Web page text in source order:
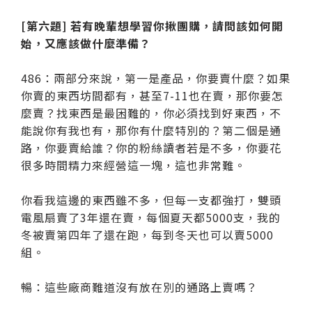
[第六題] 若有晚輩想學習你揪團購，請問該如何開
始，又應該做什麼準備？
486：兩部分來說，第一是產品，你要賣什麼？如果
你賣的東西坊間都有，甚至7-11也在賣，那你要怎
麼賣？找東西是最困難的，你必須找到好東西，不
能說你有我也有，那你有什麼特別的？第二個是通
路，你要賣給誰？你的粉絲讀者若是不多，你要花
很多時間精力來經營這一塊，這也非常難。
你看我這邊的東西雖不多，但每一支都強打，雙頭
電風扇賣了3年還在賣，每個夏天都5000支，我的
冬被賣第四年了還在跑，每到冬天也可以賣5000
組。
暢：這些廠商難道沒有放在別的通路上賣嗎？